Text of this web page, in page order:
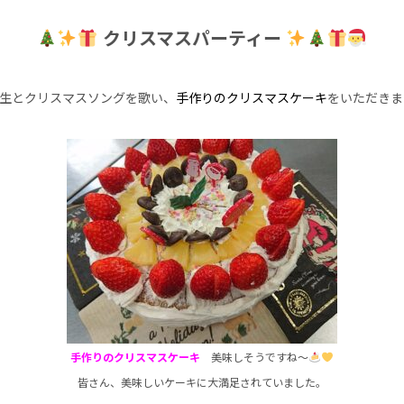
クリスマスパーティー
とクリスマスソングを歌い、 手作りのクリスマスケーキをいただき
手作りのクリスマスケーキ美味しそうですね～
皆さん、美味しいケーキに大満足されていました。